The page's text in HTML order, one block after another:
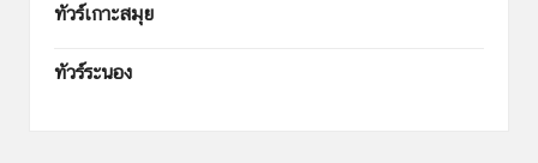
ทัวร์เกาะสมุย
ทัวร์ระนอง